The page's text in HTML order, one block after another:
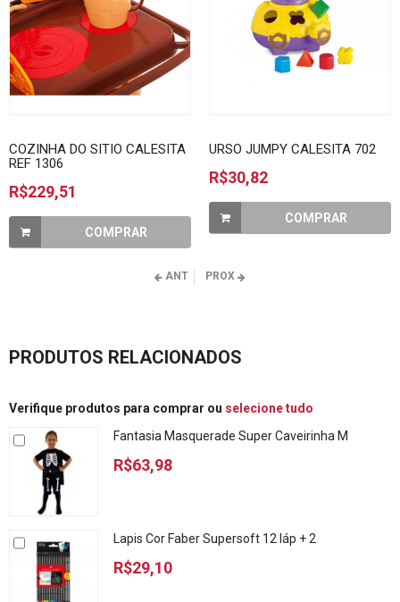
COZINHA DO SITIO CALESITA
REF 1306
R$229,51
COMPRAR
URSO JUMPY CALESITA 702
R$30,82
COMPRAR
ANT PROX
PRODUTOS RELACIONADOS
Verifique produtos para comprar ou selecione tudo
Fantasia Masquerade Super Caveirinha M
R$63,98
Lapis Cor Faber Supersoft 12 láp + 2
R$29,10